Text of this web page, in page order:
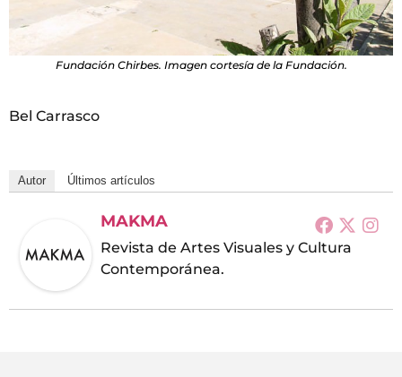
Fundación Chirbes. Imagen cortesía de la Fundación.
Bel Carrasco
Autor Últimos artículos
MAKMA
Revista de Artes Visuales y Cultura
Contemporánea.